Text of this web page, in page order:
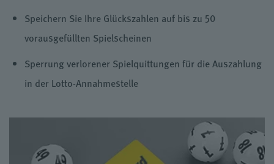
Speichern Sie Ihre Glückszahlen auf bis zu 50
vorausgefüllten Spielscheinen
Sperrung verlorener Spielquittungen für die Auszahlung
in der Lotto-Annahmestelle